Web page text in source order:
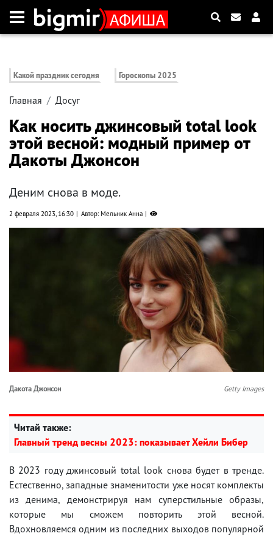
Какой праздник сегодня Гороскопы 2025
Главная Досуг
Как носить джинсовый total look
этой весной: модный пример от
Дакоты Джонсон
Деним снова в моде.
2 февраля 2023, 16:30 Автор: Мельник Анна
Дакота Джонсон Getty Images
Читай также:
Главный тренд весны 2023: показывает Хейли Бибер
В 2023 году джинсовый total look снова будет в тренде.
Естественно, западные знаменитости уже носят комплекты
из денима, демонстрируя нам суперстильные образы,
которые мы сможем повторить этой весной.
Вдохновляемся одним из последних выходов популярной